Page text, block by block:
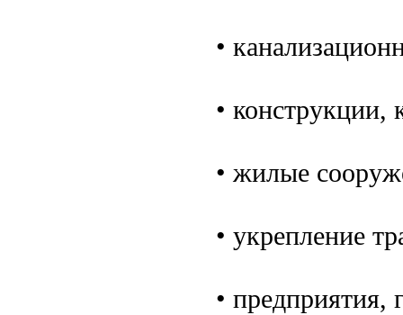
•
•
• жилые
• укрепление
• предприятия,